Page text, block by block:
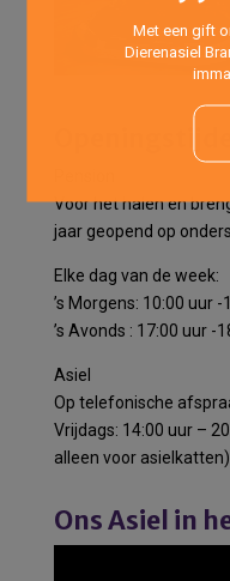
Voor het halen en
jaar geopend op
Elke dag van de week:
’s Morgens: 10:00 uur -
’s Avonds : 17:00 uur -
Asiel
Op telefonische
Vrijdags: 14:00 uur –
alleen voor asielkatten)
Ons Asiel in
Met een gift
Dierenasiel